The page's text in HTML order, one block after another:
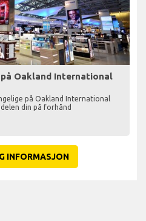
Oakland International
på Oakland International
din på forhånd
INFORMASJON